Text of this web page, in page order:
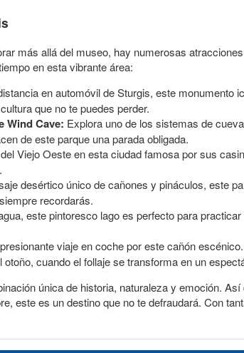
más allá del museo, hay numerosas
en esta vibrante área:
en automóvil de Sturgis, este
que no te puedes perder.
Wind Cave: Explora uno de los sistemas de
de este parque una parada obligada.
Viejo Oeste en esta ciudad famosa por sus
desértico único de cañones y pináculos, este
recordarás.
este pintoresco lago es perfecto para
viaje en coche por este cañón
cuando el follaje se transforma en un
única de historia, naturaleza y emoción.
este es un destino que no te defraudará. Con